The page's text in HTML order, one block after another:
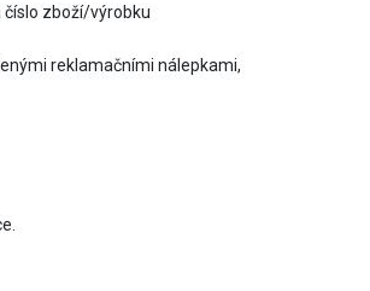
číslo zboží/výrobku
reklamačními nálepkami,